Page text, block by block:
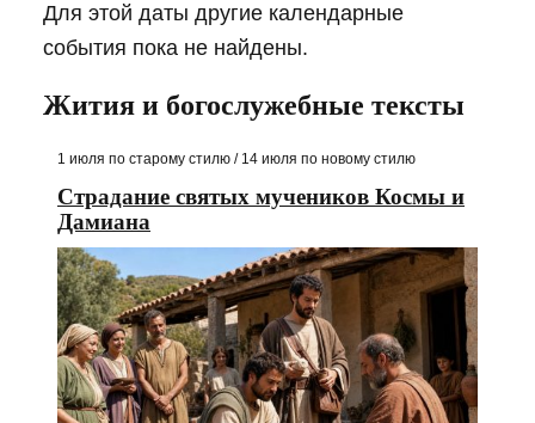
Для этой даты другие календарные
события пока не найдены.
Жития и богослужебные тексты
1 июля по старому стилю / 14 июля по новому стилю
Страдание святых мучеников Космы и
Дамиана